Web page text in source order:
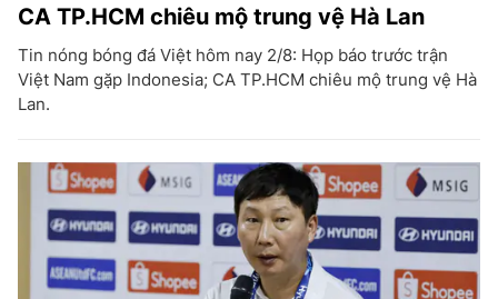
CA TP.HCM chiêu mộ trung vệ Hà Lan
Tin nóng bóng đá Việt hôm nay 2/8: Họp báo trước trận
Việt Nam gặp Indonesia; CA TP.HCM chiêu mộ trung vệ Hà
Lan.